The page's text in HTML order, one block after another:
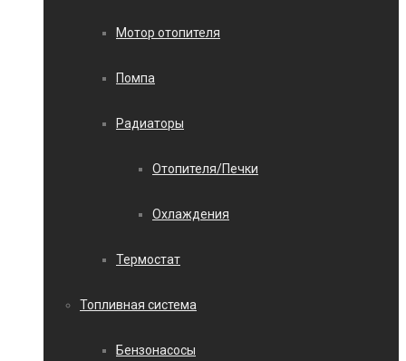
Мотор отопителя
Помпа
Радиаторы
Отопителя/Печки
Охлаждения
Термостат
Топливная система
Бензонасосы